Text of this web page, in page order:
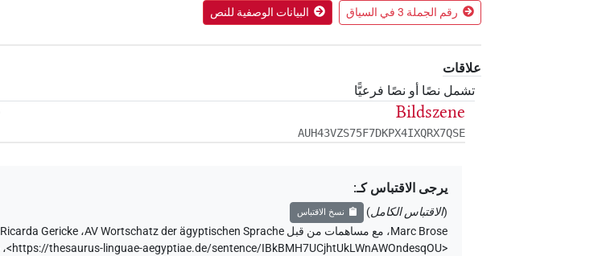
رقم الجملة 3 في السياق البيانات الوصفية للنص
علاقات
تشمل نصًا أو نصًا فرعيًّا
Bildszene
AUH43VZS75F7DKPX4IXQRX7QSE
يرجى الاقتباس كـ:
(الاقتباس الكامل) نسخ الاقتباس
Marc Brose، مع مساهمات من قبل AV Wortschatz der ägyptischen Sprache،Ricarda Gericke
<https://thesaurus-linguae-aegyptiae.de/sentence/IBkBMH7UCjhtUkLWnAWOndesqOU>،